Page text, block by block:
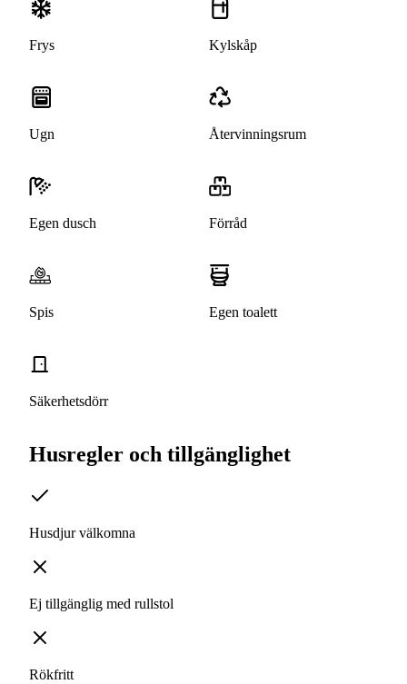
Frys Kylskåp
Ugn Återvinningsrum
Egen dusch Förråd
Spis Egen toalett
Säkerhetsdörr
Husregler och tillgänglighet
Husdjur välkomna
Ej tillgänglig med rullstol
Rökfritt